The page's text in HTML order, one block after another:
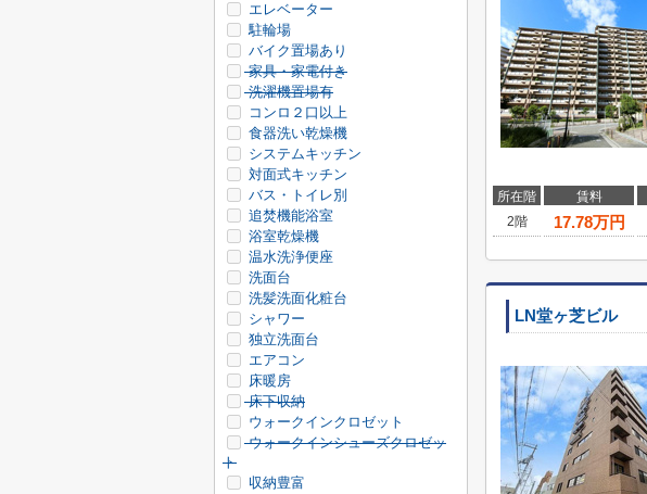
所在階 賃料
2階
17.78万円
LN堂ヶ芝ビル
エレベーター
駐輪場
バイク置場あり
家具・家電付き
洗濯機置場有
コンロ２口以上
食器洗い乾燥機
システムキッチン
対面式キッチン
バス・トイレ別
追焚機能浴室
浴室乾燥機
温水洗浄便座
洗面台
洗髪洗面化粧台
シャワー
独立洗面台
エアコン
床暖房
床下収納
ウォークインクロゼット
ウォークインシューズクロゼッ
ト
収納豊富